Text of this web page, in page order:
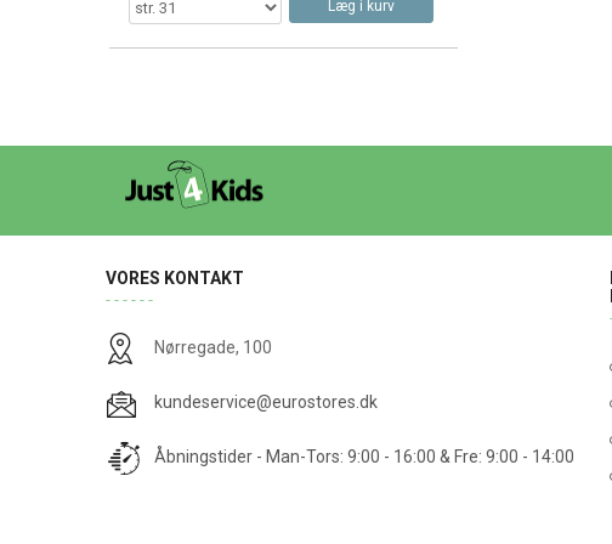
Læg i kurv
VORES KONTAKT
Nørregade, 100
kundeservice@eurostores.dk
Åbningstider - Man-Tors: 9:00 - 16:00 & Fre: 9:00 - 14:00